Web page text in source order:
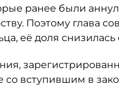
ранее были
Поэтому глава
её доля снизилась
со вступившим в